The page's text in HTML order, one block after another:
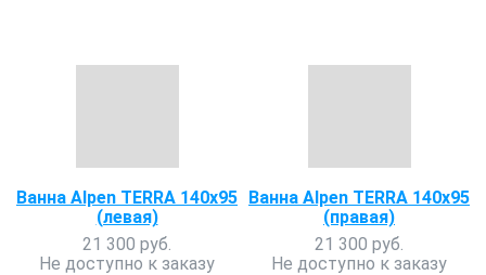
Ванна Alpen TERRA 140x95
(левая)
21 300 руб.
Не доступно к заказу
Ванна Alpen TERRA 140x95
(правая)
21 300 руб.
Не доступно к заказу